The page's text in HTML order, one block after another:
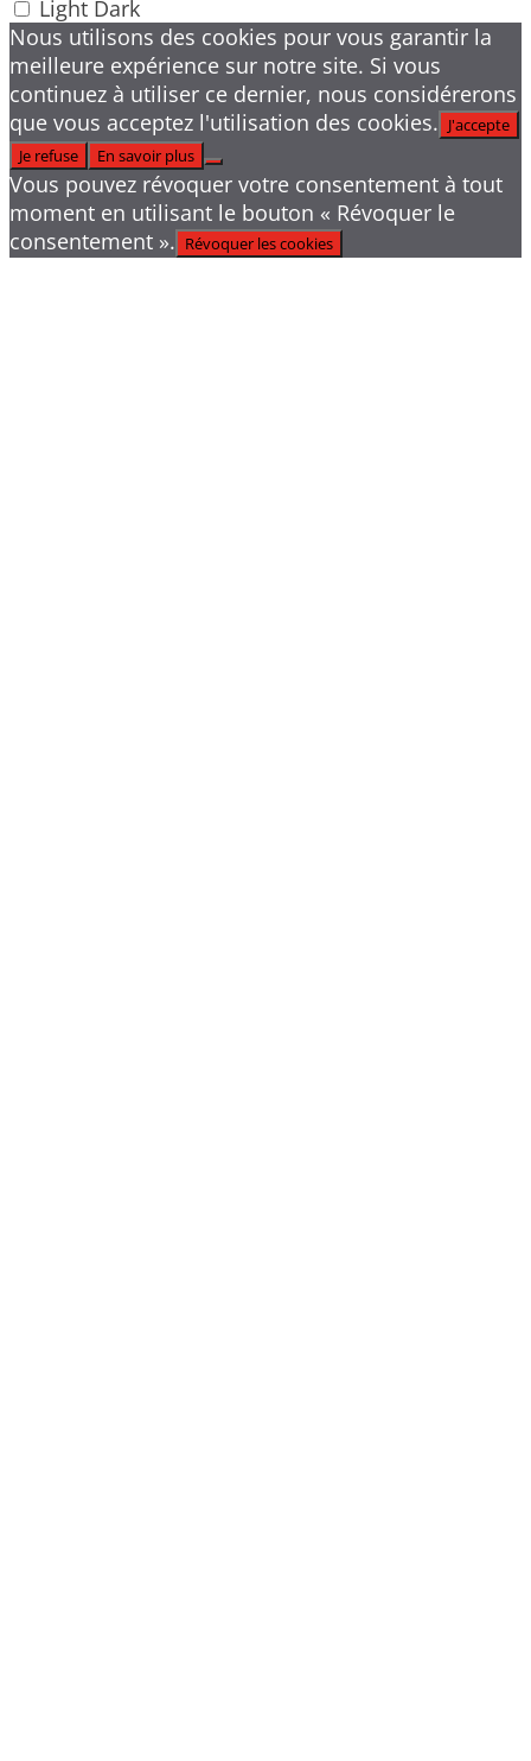
Light Dark
Nous utilisons des cookies pour vous garantir la
meilleure expérience sur notre site. Si vous
continuez à utiliser ce dernier, nous considérerons
que vous acceptez l'utilisation des cookies. J'accepte
Je refuse
En savoir plus
Vous pouvez révoquer votre consentement à tout
moment en utilisant le bouton « Révoquer le
consentement ». Révoquer les cookies